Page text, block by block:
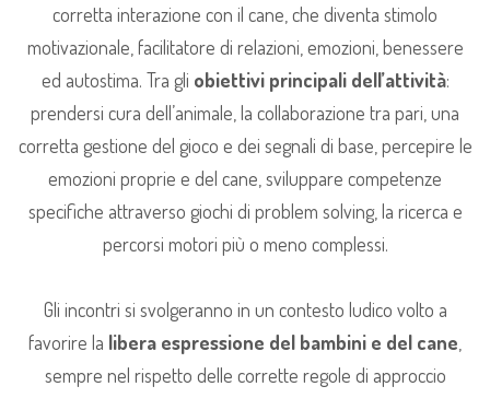
corretta interazione con il cane, che diventa stimolo
motivazionale, facilitatore di relazioni, emozioni, benessere
ed autostima. Tra gli obiettivi principali dell’attività:
prendersi cura dell’animale, la collaborazione tra pari, una
corretta gestione del gioco e dei segnali di base, percepire le
emozioni proprie e del cane, sviluppare competenze
specifiche attraverso giochi di problem solving, la ricerca e
percorsi motori più o meno complessi.
Gli incontri si svolgeranno in un contesto ludico volto a
favorire la libera espressione del bambini e del cane
sempre nel rispetto delle corrette regole di approccio